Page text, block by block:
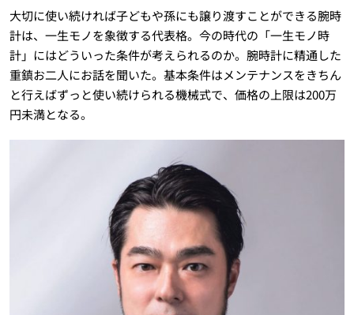
大切に使い続ければ子どもや孫にも譲り渡すことができる腕時
計は、一生モノを象徴する代表格。今の時代の「一生モノ時
計」にはどういった条件が考えられるのか。腕時計に精通した
重鎮お二人にお話を聞いた。基本条件はメンテナンスをきちん
と行えばずっと使い続けられる機械式で、価格の上限は200万
円未満となる。